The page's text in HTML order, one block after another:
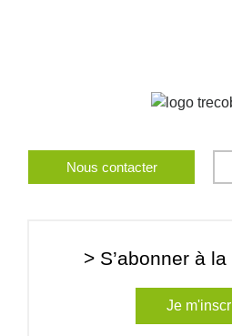
Nous contacter
> S’abonner à
Je